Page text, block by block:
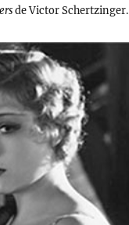
de Victor Schertzinger.